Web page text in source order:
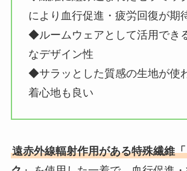
により血行促進・疲労回復が期
◆ルームウェアとして活用でき
なデザイン性
◆サラッとした質感の生地が使
着心地も良い
遠赤外線輻射作用がある特殊繊維